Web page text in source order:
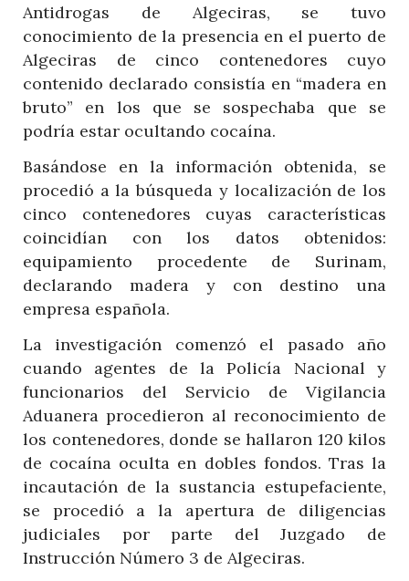
Antidrogas de Algeciras, se tuvo
conocimiento de la presencia en el puerto de
Algeciras de cinco contenedores cuyo
contenido declarado consistía en “madera en
bruto” en los que se sospechaba que se
podría estar ocultando cocaína.
Basándose en la información obtenida, se
procedió a la búsqueda y localización de los
cinco contenedores cuyas características
coincidían con los datos obtenidos:
equipamiento procedente de Surinam,
declarando madera y con destino una
empresa española.
La investigación comenzó el pasado año
cuando agentes de la Policía Nacional y
funcionarios del Servicio de Vigilancia
Aduanera procedieron al reconocimiento de
los contenedores, donde se hallaron 120 kilos
de cocaína oculta en dobles fondos. Tras la
incautación de la sustancia estupefaciente,
se procedió a la apertura de diligencias
judiciales por parte del Juzgado de
Instrucción Número 3 de Algeciras.